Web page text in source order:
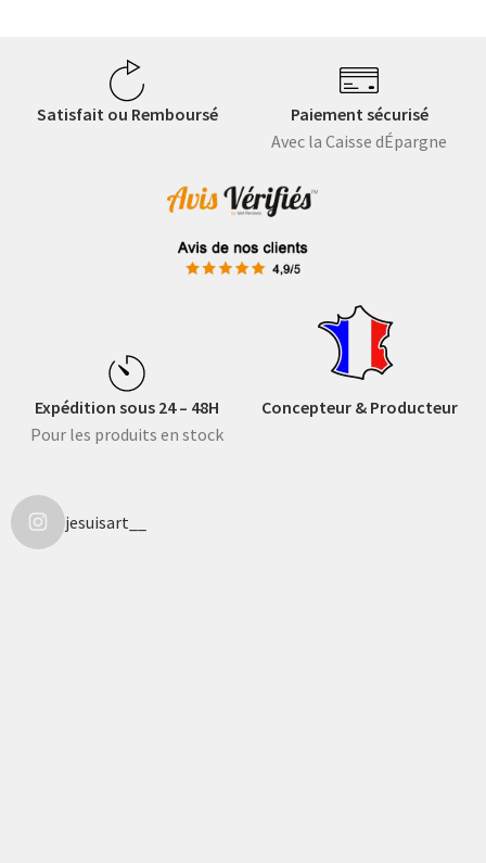
Satisfait ou Remboursé
Paiement sécurisé
Avec la Caisse dÉpargne
Expédition sous 24 – 48H
Pour les produits en stock
Concepteur & Producteur
jesuisart__